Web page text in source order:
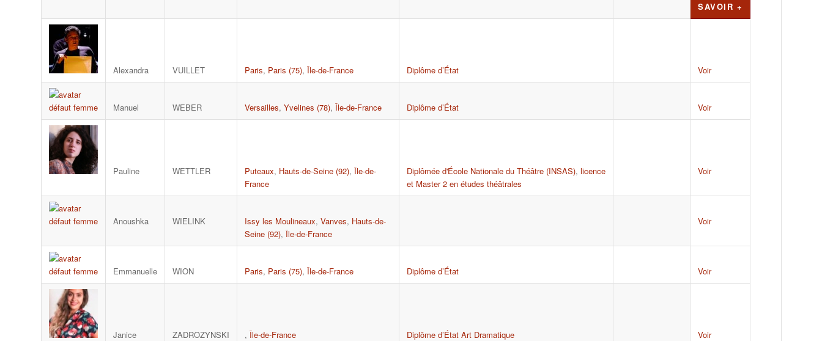
SAVOIR +
Alexandra VUILLET Paris, Paris (75), Île-de-France Diplôme d’État Voir
Manuel WEBER Versailles, Yvelines (78), Île-de-France Diplôme d’État Voir
Pauline WETTLER Puteaux, Hauts-de-Seine (92), Île-de-
France
Diplômée d'École Nationale du Théâtre (INSAS), licence
et Master 2 en études théâtrales
Voir
Anoushka WIELINK Issy les Moulineaux, Vanves, Hauts-de-
Seine (92), Île-de-France
Voir
Emmanuelle WION Paris, Paris (75), Île-de-France Diplôme d’État Voir
Janice ZADROZYNSKI , Île-de-France Diplôme d’État Art Dramatique Voir